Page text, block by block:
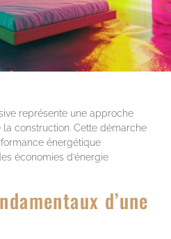
représente une approche
construction. Cette démarche
énergétique
économies d’énergie
d’une